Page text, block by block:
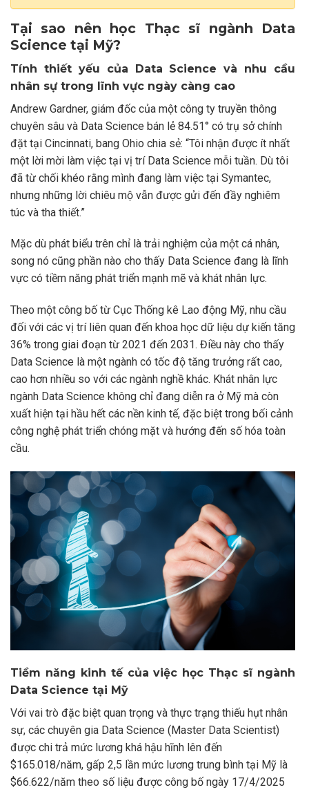
Tại sao nên học Thạc sĩ ngành Data
Science tại Mỹ?
Tính thiết yếu của Data Science và nhu cầu
nhân sự trong lĩnh vực ngày càng cao
Andrew Gardner, giám đốc của một công ty truyền thông
chuyên sâu và Data Science bán lẻ 84.51° có trụ sở chính
đặt tại Cincinnati, bang Ohio chia sẻ: “Tôi nhận được ít nhất
một lời mời làm việc tại vị trí Data Science mỗi tuần. Dù tôi
đã từ chối khéo rằng mình đang làm việc tại Symantec,
nhưng những lời chiêu mộ vẫn được gửi đến đầy nghiêm
túc và tha thiết.”
Mặc dù phát biểu trên chỉ là trải nghiệm của một cá nhân,
song nó cũng phần nào cho thấy Data Science đang là lĩnh
vực có tiềm năng phát triển mạnh mẽ và khát nhân lực.
Theo một công bố từ Cục Thống kê Lao động Mỹ, nhu cầu
đối với các vị trí liên quan đến khoa học dữ liệu dự kiến tăng
36% trong giai đoạn từ 2021 đến 2031. Điều này cho thấy
Data Science là một ngành có tốc độ tăng trưởng rất cao,
cao hơn nhiều so với các ngành nghề khác. Khát nhân lực
ngành Data Science không chỉ đang diễn ra ở Mỹ mà còn
xuất hiện tại hầu hết các nền kinh tế, đặc biệt trong bối cảnh
công nghệ phát triển chóng mặt và hướng đến số hóa toàn
cầu.
Tiềm năng kinh tế của việc học Thạc sĩ ngành
Data Science tại Mỹ
Với vai trò đặc biệt quan trọng và thực trạng thiếu hụt nhân
sự, các chuyên gia Data Science (Master Data Scientist)
được chi trả mức lương khá hậu hĩnh lên đến
$165.018/năm, gấp 2,5 lần mức lương trung bình tại Mỹ là
$66.622/năm theo số liệu được công bố ngày 17/4/2025